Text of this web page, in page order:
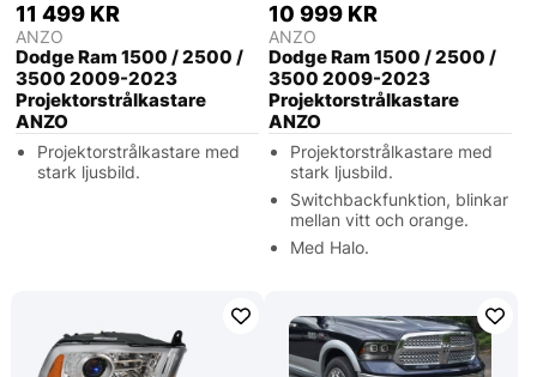
11 499 KR
ANZO
Dodge Ram 1500 / 2500 /
3500 2009-2023
Projektorstrålkastare
ANZO
Projektorstrålkastare med
stark ljusbild.
10 999 KR
ANZO
Dodge Ram 1500 / 2500 /
3500 2009-2023
Projektorstrålkastare
ANZO
Projektorstrålkastare med
stark ljusbild.
Switchbackfunktion, blinkar
mellan vitt och orange.
Med Halo.